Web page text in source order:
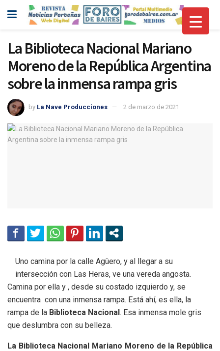
La Biblioteca Nacional Mariano
Moreno de la República Argentina
sobre la inmensa rampa gris
by La Nave Producciones 2 de marzo de 2021
Uno camina por la calle Agüero, y al llegar a su
intersección con Las Heras, ve una vereda angosta.
Camina por ella y , desde su costado izquierdo y, se
encuentra con una inmensa rampa. Está ahí, es ella, la
rampa de la Biblioteca Nacional. Esa inmensa mole gris
que deslumbra con su belleza.
La Biblioteca Nacional Mariano Moreno de la República